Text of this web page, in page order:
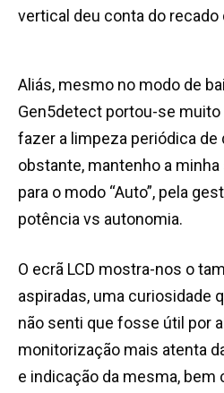
vertical deu conta do recado
Aliás, mesmo no modo de
Gen5detect portou-se muito
fazer a limpeza periódica de
obstante, mantenho a
para o modo “Auto”, pela
potência vs autonomia.
O ecrã LCD mostra-nos o
aspiradas, uma curiosidade
não senti que fosse útil por
monitorização mais atenta
e indicação da mesma,